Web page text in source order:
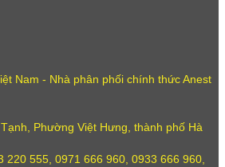
Nam - Nhà phân phối chính thức Anest
Phường Việt Hưng, thành phố Hà
220 555, 0971 666 960, 0933 666 960,